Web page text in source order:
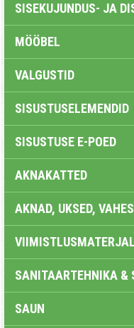
SISEKUJUNDUS- JA
MÖÖBEL
VALGUSTID
SISUSTUSELEMENDID
SISUSTUSE E-POED
AKNAKATTED
AKNAD, UKSED,
SANITAARTEHNIKA &
SAUN